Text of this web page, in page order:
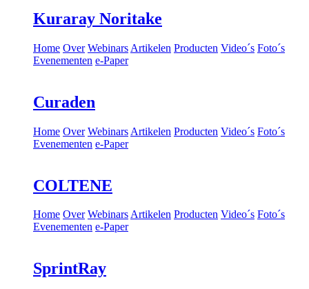
Kuraray Noritake
Home Over Webinars Artikelen Producten Video´s Foto´s
Evenementen e-Paper
Curaden
Home Over Webinars Artikelen Producten Video´s Foto´s
Evenementen e-Paper
COLTENE
Home Over WebinarsArtikelen Producten Video´s Foto´s
Evenementen e-Paper
SprintRay